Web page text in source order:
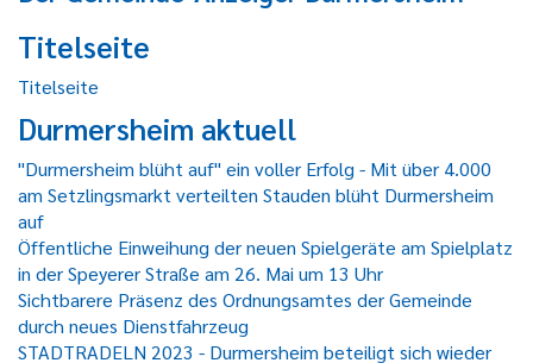
Titelseite
Titelseite
Durmersheim aktuell
"Durmersheim blüht auf" ein voller Erfolg - Mit über 4.000
am Setzlingsmarkt verteilten Stauden blüht Durmersheim
auf
Öffentliche Einweihung der neuen Spielgeräte am Spielplatz
in der Speyerer Straße am 26. Mai um 13 Uhr
Sichtbarere Präsenz des Ordnungsamtes der Gemeinde
durch neues Dienstfahrzeug
STADTRADELN 2023 - Durmersheim beteiligt sich wieder